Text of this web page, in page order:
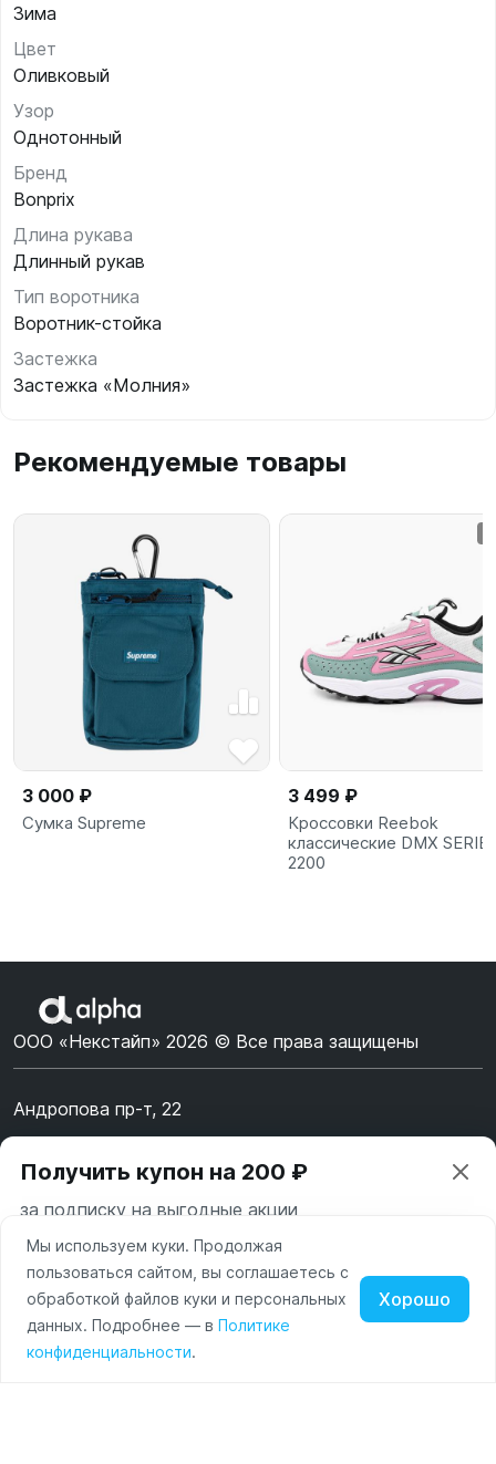
Наушники
Умные
Зима
Цвет
Оливковый
Узор
Однотонный
Бренд
Bonprix
Длина рукава
Длинный рукав
Тип воротника
Воротник-стойка
Застежка
Застежка «Молния»
Рекомендуемые товары
3 000 ₽
Сумка Supreme
3 499 ₽
Кроссовки Reebok
классические DMX
2200
ООО «Некстайп» 2026 © Все права защищены
Андропова пр-т, 22
8 (800) 123-55-44
msk@alpha-demo.ru
Акции
О магазине
Оплата
Получить купон на 200 ₽
за подписку на выгодные акции
Нажимая на кнопку «Подписаться» вы соглашаетесь с
условиями пользования и политикой конфиденциальности
сайта
Ваш город —Москва
Московская область
Изменить
Мы используем куки. Продолжая
пользоваться сайтом, вы соглашаетесь с
обработкой файлов куки и персональных
данных. Подробнее — в Политике
конфиденциальности.
Хорошо